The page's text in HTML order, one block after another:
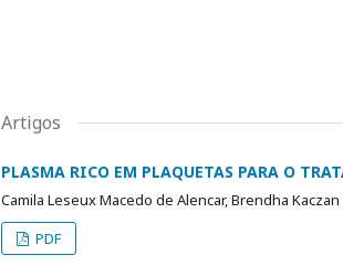
Artigos
PLASMA RICO EM PLAQUETAS PARA O
Camila Leseux Macedo de Alencar, Brendha
PDF